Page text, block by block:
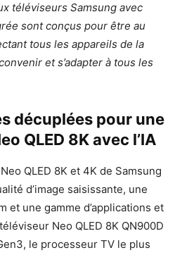
téléviseurs Samsung avec
sont conçus pour être au
tous les appareils de la
et s’adapter à tous les
décuplées pour une
QLED 8K avec l’IA
QLED 8K et 4K de Samsung
d’image saisissante, une
et une gamme d’applications et
Neo QLED 8K QN900D
le processeur TV le plus